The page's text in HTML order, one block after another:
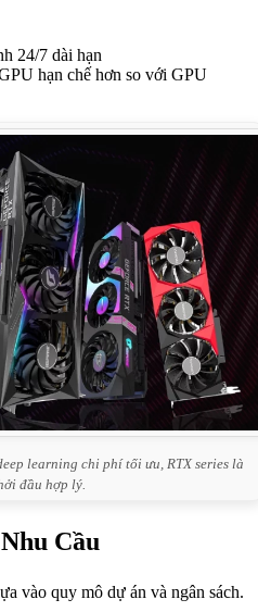
24/7 dài hạn
hạn chế hơn so với GPU
learning chi phí tối ưu, RTX series là
đầu hợp lý.
Cầu
vào quy mô dự án và ngân sách.